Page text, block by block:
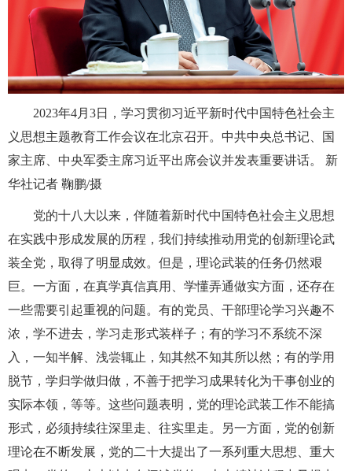
2023年4月3日，学习贯彻习近平新时代中国特色社会主
义思想主题教育工作会议在北京召开。中共中央总书记、国
家主席、中央军委主席习近平出席会议并发表重要讲话。 新
华社记者 鞠鹏/摄
党的十八大以来，伴随着新时代中国特色社会主义思想
在实践中形成发展的历程，我们持续推动用党的创新理论武
装全党，取得了明显成效。但是，理论武装的任务仍然艰
巨。一方面，在真学真信真用、学懂弄通做实方面，还存在
一些需要引起重视的问题。有的党员、干部理论学习兴趣不
浓，学不进去，学习走形式装样子；有的学习不系统不深
入，一知半解、浅尝辄止，知其然不知其所以然；有的学用
脱节，学归学做归做，不善于把学习成果转化为干事创业的
实际本领，等等。这些问题表明，党的理论武装工作不能搞
形式，必须持续往深里走、往实里走。另一方面，党的创新
理论在不断发展，党的二十大提出了一系列重大思想、重大